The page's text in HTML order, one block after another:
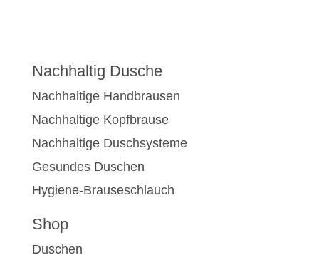
Nachhaltig Dusche
Nachhaltige Handbrausen
Nachhaltige Kopfbrause
Nachhaltige Duschsysteme
Gesundes Duschen
Hygiene-Brauseschlauch
Shop
Duschen